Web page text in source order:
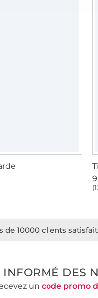
de 10000 clients
DES
un code promo